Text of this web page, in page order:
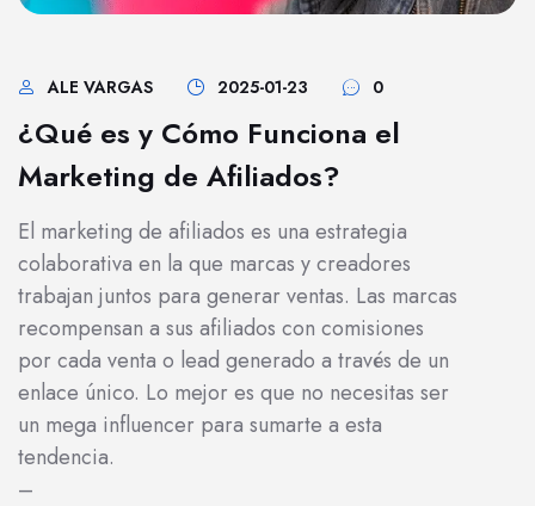
ALE VARGAS 2025-01-23 0
¿Qué es y Cómo Funciona el
Marketing de Afiliados?
El marketing de afiliados es una estrategia
colaborativa en la que marcas y creadores
trabajan juntos para generar ventas. Las marcas
recompensan a sus afiliados con comisiones
por cada venta o lead generado a través de un
enlace único. Lo mejor es que no necesitas ser
un mega influencer para sumarte a esta
tendencia.
–